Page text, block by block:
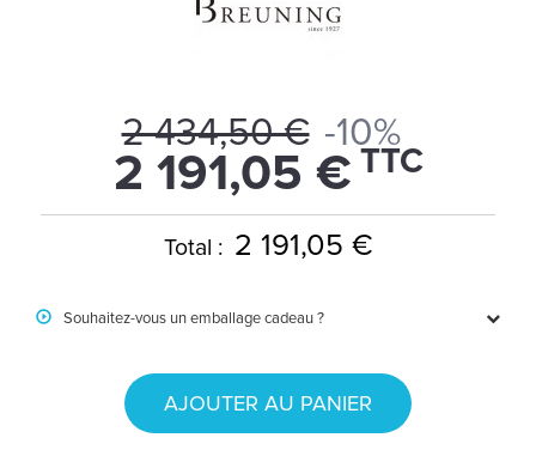
2 434,50 € -10%
2 191,05 € TTC
Total : 2 191,05 €
Souhaitez-vous un emballage cadeau ?
AJOUTER AU PANIER